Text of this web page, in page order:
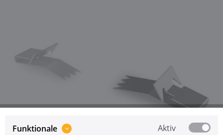
Funktionale Aktiv